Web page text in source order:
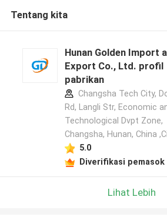
Tentang kita
Hunan Golden Import
Export Co., Ltd. profil
pabrikan
Changsha Tech City,
Rd, Langli Str, Economic
Technological Dvpt Zone,
Changsha, Hunan, China
5.0
Diverifikasi pemasok
Lihat Lebih